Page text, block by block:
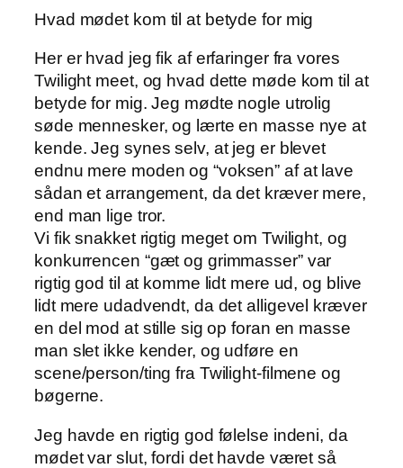
Hvad mødet kom til at betyde for mig
Her er hvad jeg fik af erfaringer fra vores
Twilight meet, og hvad dette møde kom til at
betyde for mig. Jeg mødte nogle utrolig
søde mennesker, og lærte en masse nye at
kende. Jeg synes selv, at jeg er blevet
endnu mere moden og “voksen” af at lave
sådan et arrangement, da det kræver mere,
end man lige tror.
Vi fik snakket rigtig meget om Twilight, og
konkurrencen “gæt og grimmasser” var
rigtig god til at komme lidt mere ud, og blive
lidt mere udadvendt, da det alligevel kræver
en del mod at stille sig op foran en masse
man slet ikke kender, og udføre en
scene/person/ting fra Twilight-filmene og
bøgerne.
Jeg havde en rigtig god følelse indeni, da
mødet var slut, fordi det havde været så